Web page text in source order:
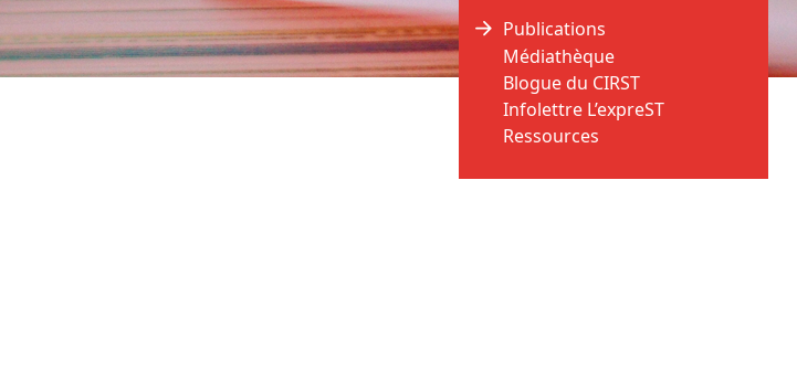
Publications
Médiathèque
Blogue du CIRST
Infolettre L’expreST
Ressources